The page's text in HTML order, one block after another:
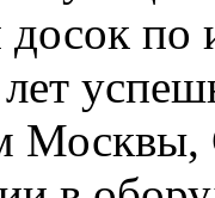
досок по
Москвы,